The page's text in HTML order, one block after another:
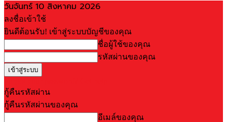
วันจันทร์ 10 สิงหาคม 2026
ลงชื่อเข้าใช้
ยินดีต้อนรับ! เข้าสู่ระบบบัญชีของคุณ
ชื่อผู้ใช้ของคุณ
รหัสผ่านของคุณ
กู้คืนรหัสผ่าน
กู้คืนรหัสผ่านของคุณ
อีเมล์ของคุณ